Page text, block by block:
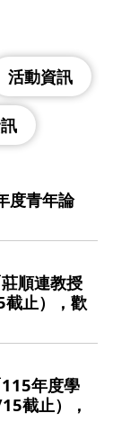
活動資訊
度青年論
順連教授
止），歡
年度學
截止），